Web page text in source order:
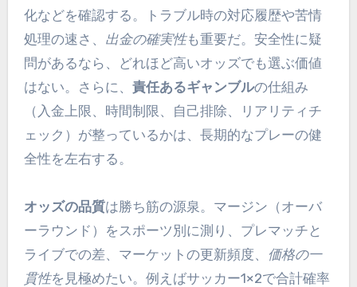
化などを確認する。トラブル時の対応履歴や苦情
処理の速さ、 出金の確実性も重要だ。安全性に疑
問があるなら、どれほど高いオッズでも選ぶ価値
はない。さらに、 責任あるギャンブルの仕組み
（入金上限、時間制限、自己排除、リアリティチ
ェック）が整っているかは、長期的なプレーの健
全性を左右する。
オッズの品質は勝ち筋の源泉。マージン（オーバ
ーラウンド）をスポーツ別に測り、プレマッチと
ライブでの差、マーケットの更新頻度、
価格の一
貫性を見極めたい。例えばサッカー1×2で合計確率